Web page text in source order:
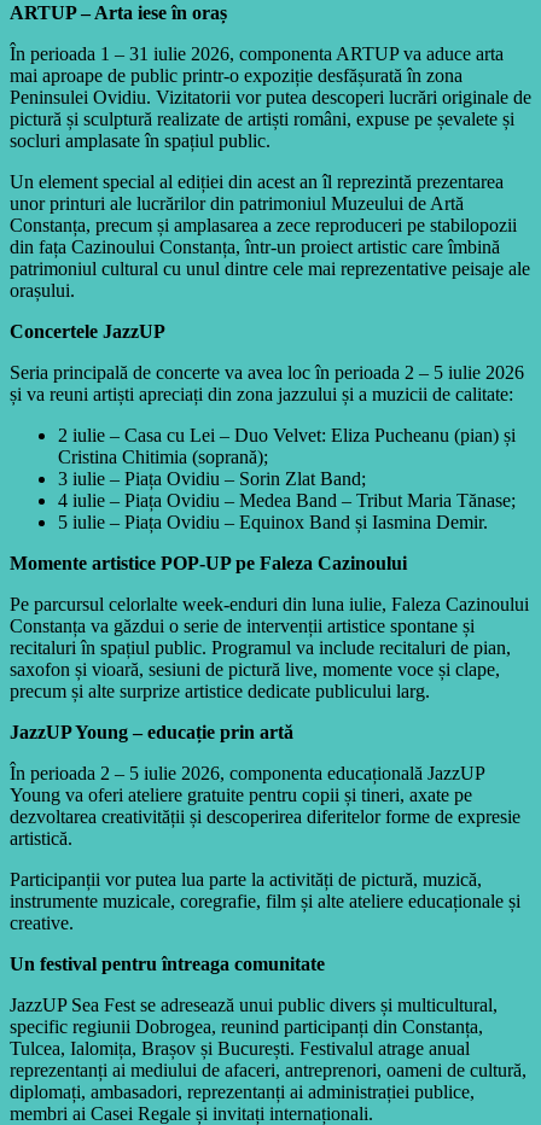
ARTUP – Arta iese în oraș
În perioada 1 – 31 iulie 2026, componenta ARTUP va aduce arta
mai aproape de public printr-o expoziție desfășurată în zona
Peninsulei Ovidiu. Vizitatorii vor putea descoperi lucrări originale de
pictură și sculptură realizate de artiști români, expuse pe șevalete și
socluri amplasate în spațiul public.
Un element special al ediției din acest an îl reprezintă prezentarea
unor printuri ale lucrărilor din patrimoniul Muzeului de Artă
Constanța, precum și amplasarea a zece reproduceri pe stabilopozii
din fața Cazinoului Constanța, într-un proiect artistic care îmbină
patrimoniul cultural cu unul dintre cele mai reprezentative peisaje ale
orașului.
Concertele JazzUP
Seria principală de concerte va avea loc în perioada 2 – 5 iulie 2026
și va reuni artiști apreciați din zona jazzului și a muzicii de calitate:
2 iulie – Casa cu Lei – Duo Velvet: Eliza Pucheanu (pian) și
Cristina Chitimia (soprană);
3 iulie – Piața Ovidiu – Sorin Zlat Band;
4 iulie – Piața Ovidiu – Medea Band – Tribut Maria Tănase;
5 iulie – Piața Ovidiu – Equinox Band și Iasmina Demir.
Momente artistice POP-UP pe Faleza Cazinoului
Pe parcursul celorlalte week-enduri din luna iulie, Faleza Cazinoului
Constanța va găzdui o serie de intervenții artistice spontane și
recitaluri în spațiul public. Programul va include recitaluri de pian,
saxofon și vioară, sesiuni de pictură live, momente voce și clape,
precum și alte surprize artistice dedicate publicului larg.
JazzUP Young – educație prin artă
În perioada 2 – 5 iulie 2026, componenta educațională JazzUP
Young va oferi ateliere gratuite pentru copii și tineri, axate pe
dezvoltarea creativității și descoperirea diferitelor forme de expresie
artistică.
Participanții vor putea lua parte la activități de pictură, muzică,
instrumente muzicale, coregrafie, film și alte ateliere educaționale și
creative.
Un festival pentru întreaga comunitate
JazzUP Sea Fest se adresează unui public divers și multicultural,
specific regiunii Dobrogea, reunind participanți din Constanța,
Tulcea, Ialomița, Brașov și București. Festivalul atrage anual
reprezentanți ai mediului de afaceri, antreprenori, oameni de cultură,
diplomați, ambasadori, reprezentanți ai administrației publice,
membri ai Casei Regale și invitați internaționali.